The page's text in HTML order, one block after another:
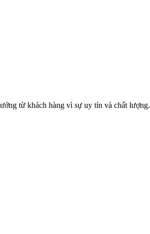
từ khách hàng vì sự uy tín và chất lượng.